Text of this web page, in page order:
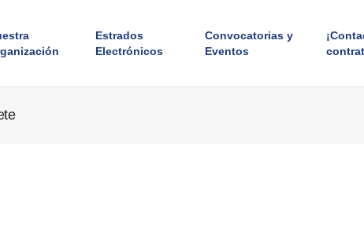
Estrados
Electrónicos
Convocatorias y
Eventos